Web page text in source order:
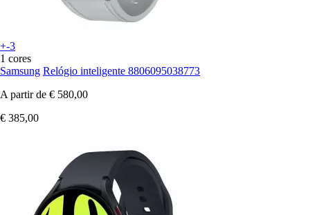
+-3
1 cores
Samsung Relógio inteligente 8806095038773
A partir de € 580,00
€ 385,00